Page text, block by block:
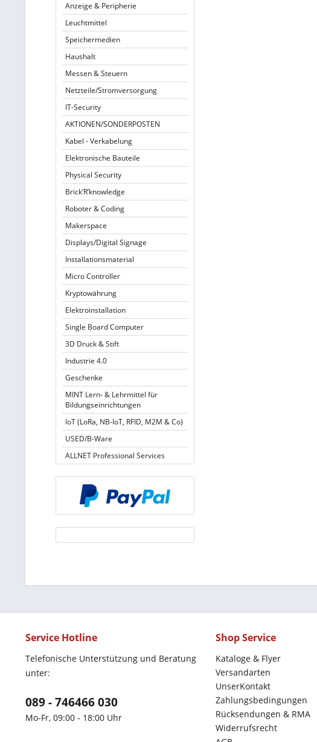
Anzeige & Peripherie
Leuchtmittel
Speichermedien
Haushalt
Messen & Steuern
Netzteile/Stromversorgung
IT-Security
AKTIONEN/SONDERPOSTEN
Kabel - Verkabelung
Elektronische Bauteile
Physical Security
Brick’R’knowledge
Roboter & Coding
Makerspace
Displays/Digital Signage
Installationsmaterial
Micro Controller
Kryptowährung
Elektroinstallation
Single Board Computer
3D Druck & Stift
Industrie 4.0
Geschenke
MINT Lern- & Lehrmittel für
Bildungseinrichtungen
IoT (LoRa, NB-IoT, RFID, M2M & Co)
USED/B-Ware
ALLNET Professional Services
Service Hotline
Telefonische Unterstützung und Beratung
unter:
089 - 746466 030
Mo-Fr, 09:00 - 18:00 Uhr
Shop Service
Kataloge & Flyer
Versandarten
UnserKontakt
Zahlungsbedingungen
Rücksendungen & RMA
Widerrufsrecht